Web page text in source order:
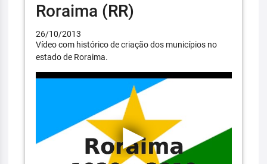
Roraima (RR)
26/10/2013
Vídeo com histórico de criação dos municípios no
estado de Roraima.